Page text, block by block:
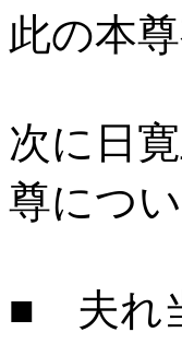
此の本
次に日
尊につ
■ 夫れ